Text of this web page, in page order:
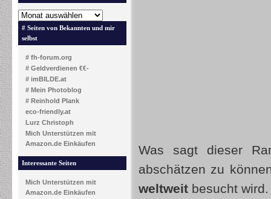
# Seiten von Bekannten und mir
selbst
# fh-forum.org
# Geldverdienen €€-
# imBILDE.at
# Mein Photoblog
# Reinhold Plank
eco-friendly.at
Lurz Christoph
Mich Unterstützen mit
Amazon.de Einkäufen
Interessante Seiten
Mich Unterstützen mit
Amazon.de Einkäufen
Was sagt dieser
abschätzen zu
weltweit besucht wird.